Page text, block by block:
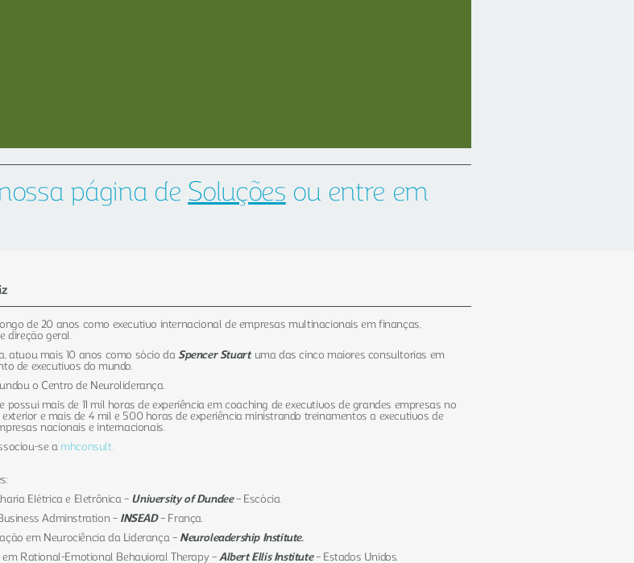
página de Soluções ou entre em
de 20 anos como executivo internacional de empresas multinacionais em finanças,
direção geral.
atuou mais 10 anos como sócio daSpencer Stuart, uma das cinco maiores consultorias em
de executivos do mundo.
o Centro de Neuroliderança.
possui mais de 11 mil horas de experiência em coaching de executivos de grandes empresas no
e mais de 4 mil e 500 horas de experiência ministrando treinamentos a executivos de
nacionais e internacionais.
se amhconsult.
Elétrica e Eletrônica – University of Dundee– Escócia.
Adminstration – INSEAD– França.
em Neurociência da Liderança – Neuroleadership Institute.
em Rational-Emotional Behavioral Therapy –Albert Ellis Institute– Estados Unidos.